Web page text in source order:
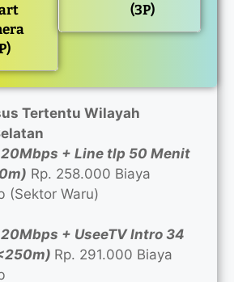
(3P)
Tertentu Wilayah
+ Line tlp 50 Menit
Rp. 258.000 Biaya
(Sektor Waru)
+ UseeTV Intro 34
Rp. 291.000 Biaya